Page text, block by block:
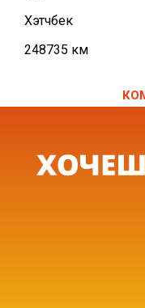
Хэтчбек
248735 км